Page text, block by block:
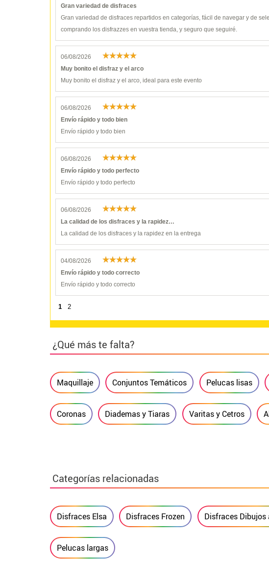
Gran variedad de disfraces
Gran variedad de disfraces repartidos en categorías, fácil de navegar y de
comprando los disfrazzes en vuestra tienda, y seguro que seguiré.
06/08/2026
Muy bonito el disfraz y el arco
Muy bonito el disfraz y el arco, ideal para este evento
06/08/2026
Envío rápido y todo bien
Envío rápido y todo bien
06/08/2026
Envío rápido y todo perfecto
Envío rápido y todo perfecto
06/08/2026
La calidad de los disfraces y la rapidez…
La calidad de los disfraces y la rapidez en la entrega
04/08/2026
Envío rápido y todo correcto
Envío rápido y todo correcto
1 2
¿Qué más te falta?
Maquillaje Conjuntos Temáticos Pelucas lisas
Coronas Diademas y Tiaras Varitas y Cetros
Categorías relacionadas
Disfraces Elsa Disfraces Frozen Disfraces Dibujos
Pelucas largas